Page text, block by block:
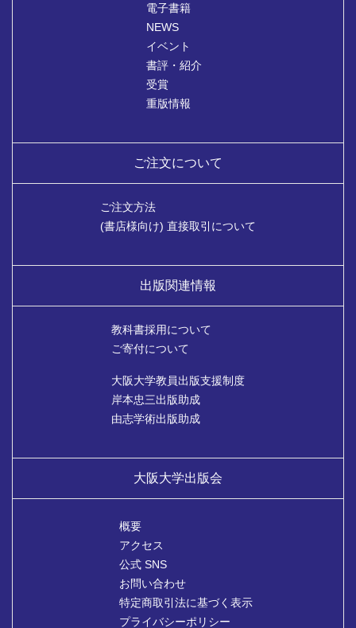
電子書籍
NEWS
イベント
書評・紹介
受賞
重版情報
ご注文について
ご注文方法
(書店様向け) 直接取引について
出版関連情報
教科書採用について
ご寄付について
大阪大学教員出版支援制度
岸本忠三出版助成
由志学術出版助成
大阪大学出版会
概要
アクセス
公式 SNS
お問い合わせ
特定商取引法に基づく表示
プライバシーポリシー